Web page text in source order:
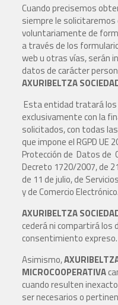
Cuando precisemos
siempre le solicitaremos
voluntariamente de
a través de los
web u otras vías, serán
datos de carácter
AXURIBELTZA
Esta entidad tratará
exclusivamente con la
solicitados, con todas
que impone el RGPD UE
Protección de Datos de
Decreto 1720/2007, de
de 11 de julio, de
y de Comercio Electrónico.
AXURIBELTZA
cederá ni compartirá los
consentimiento expreso.
Asimismo,
MICROCOOPERATIVA
cuando resulten
ser necesarios o